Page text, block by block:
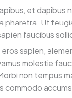
et dapibus
Ut
faucibus
sapien,
molestie
non tempus